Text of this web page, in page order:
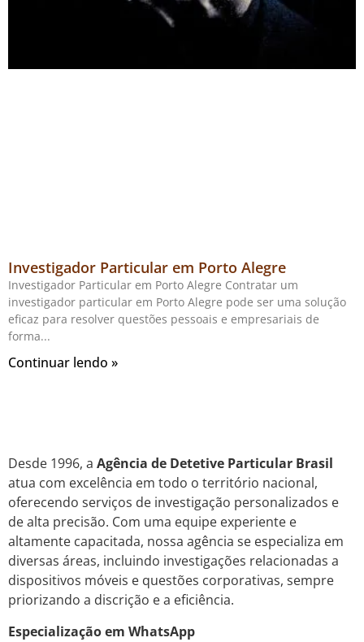
Investigador Particular em Porto Alegre
Investigador Particular em Porto Alegre Contratar um
investigador particular em Porto Alegre pode ser uma solução
eficaz para resolver questões pessoais e empresariais de
forma
Continuar lendo »
Desde 1996, a Agência de Detetive Particular Brasil
atua com excelência em todo o território nacional,
oferecendo serviços de investigação personalizados e
de alta precisão. Com uma equipe experiente e
altamente capacitada, nossa agência se especializa em
diversas áreas, incluindo investigações relacionadas a
dispositivos móveis e questões corporativas, sempre
priorizando a discrição e a eficiência.
Especialização em WhatsApp